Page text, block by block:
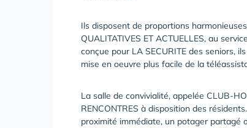
Ils disposent de proportions
QUALITATIVES ET ACTUELLES, au
conçue pour LA SECURITE des seniors,
mise en oeuvre plus facile de la
La salle de convivialité, appelée CLUB-
RENCONTRES à disposition des
proximité immédiate, un potager partagé